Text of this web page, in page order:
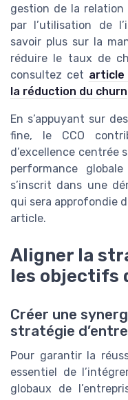
gestion de la
par l’utilisation de
savoir plus sur la
réduire le taux de
consultez cet article
la réduction du churn
En s’appuyant sur
fine, le CCO
d’excellence centrée
performance
s’inscrit dans une
qui sera approfondie
article.
Aligner la
les objectifs
Créer une
stratégie
Pour garantir la
essentiel de
globaux de